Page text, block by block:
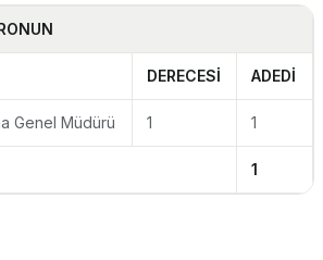
DERECESİ ADEDİ
Genel Müdürü 1 1
1